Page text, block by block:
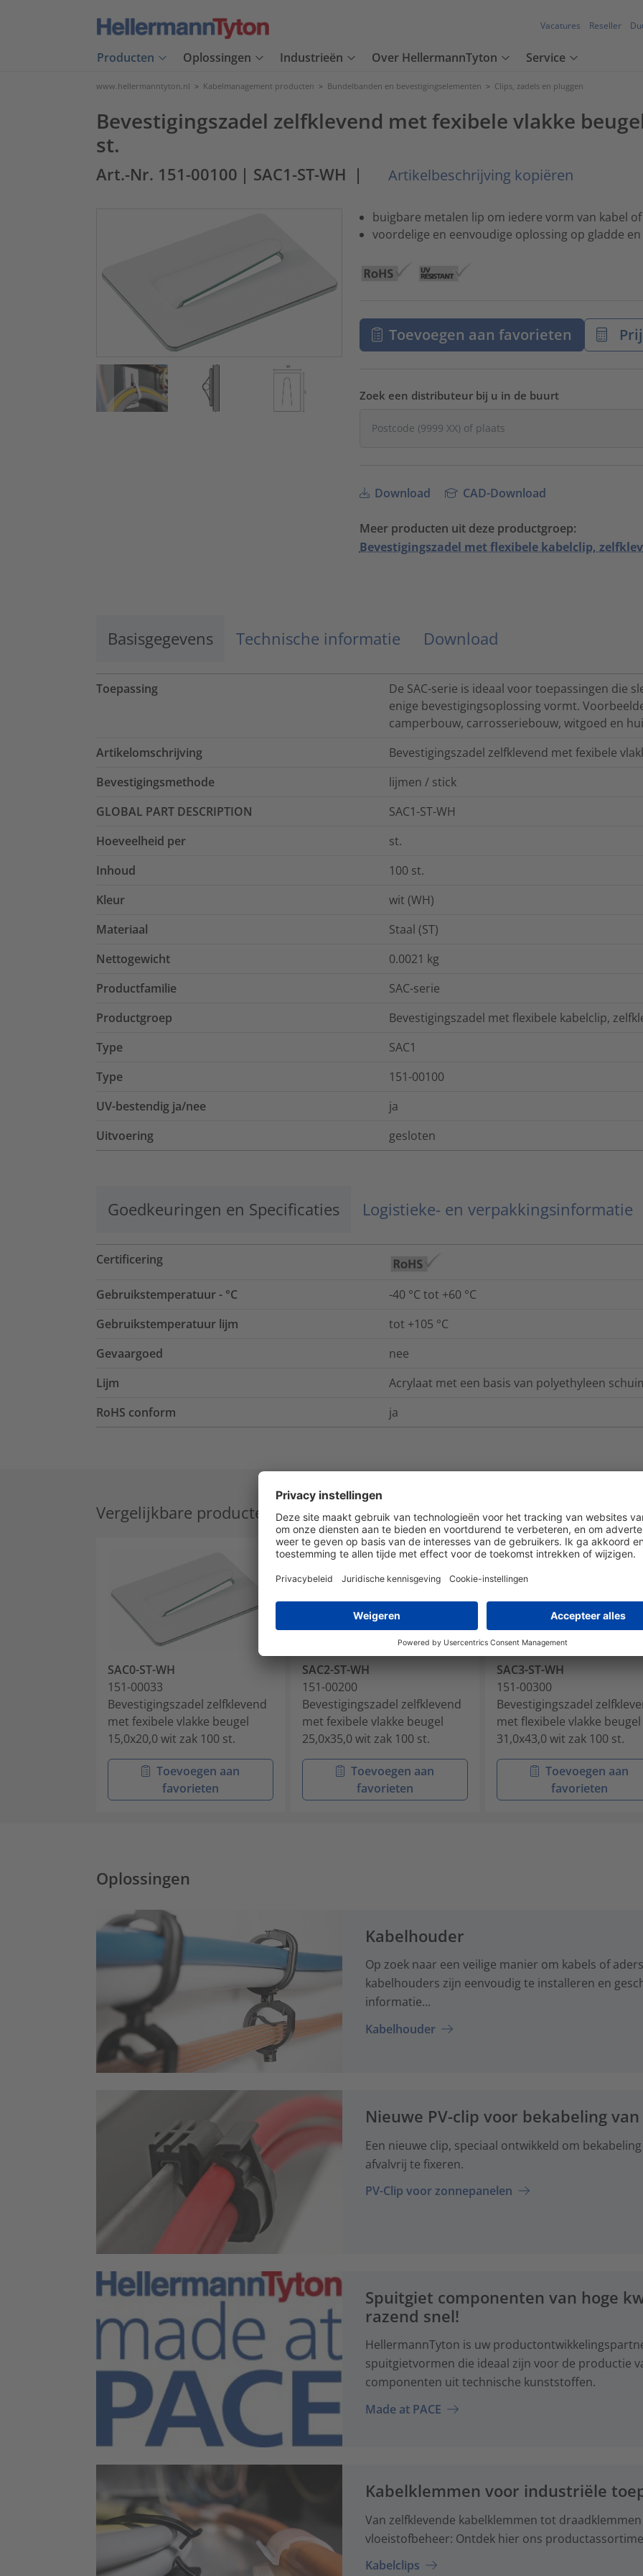
Vacatures Reseller
Producten Oplossingen Industrieën Over HellermannTyton Service
www.hellermanntyton.nl > Kabelmanagement producten > Bundelbanden en bevestigingselementen > Clips, zadels en pluggen
Bevestigingszadel zelfklevend met fexibele vlakke
st.
Art.-Nr. 151-00100 | SAC1-ST-WH | Artikelbeschrijving kopiëren
buigbare metalen lip om iedere vorm van kabel
voordelige en eenvoudige oplossing op gladde
Toevoegen aan favorieten
Zoek een distributeur bij u in de buurt
Download CAD-Download
Meer producten uit deze productgroep:
Bevestigingszadel met flexibele kabelclip,
Basisgegevens Technische informatie Download
Toepassing
De SAC-serie is ideaal voor toepassingen die
enige bevestigingsoplossing vormt.
camperbouw, carrosseriebouw, witgoed en
Artikelomschrijving
Bevestigingszadel zelfklevend met fexibele
Bevestigingsmethode
lijmen / stick
GLOBAL PART DESCRIPTION
SAC1-ST-WH
Hoeveelheid per
st.
Inhoud
100 st.
Kleur
wit (WH)
Materiaal
Staal (ST)
Nettogewicht
0.0021 kg
Productfamilie
SAC-serie
Productgroep
Bevestigingszadel met flexibele kabelclip,
Type
SAC1
Type
151-00100
UV-bestendig ja/nee
ja
Uitvoering
gesloten
Goedkeuringen en Specificaties Logistieke- en verpakkingsinformatie
Certificering
Gebruikstemperatuur - °C
-40 °C tot +60 °C
Gebruikstemperatuur lijm
tot +105 °C
Gevaargoed
nee
Lijm
Acrylaat met een basis van polyethyleen
RoHS conform
ja
Vergelijkbare producten
SAC0-ST-WH
151-00033
Bevestigingszadel zelfklevend
met fexibele vlakke beugel
15,0x20,0 wit zak 100 st.
Toevoegen aan
favorieten
SAC2-ST-WH
151-00200
Bevestigingszadel zelfklevend
met fexibele vlakke beugel
25,0x35,0 wit zak 100 st.
Toevoegen aan
favorieten
SAC3-ST-WH
151-00300
Bevestigingszadel
met flexibele vlakke beugel
31,0x43,0 wit zak 100 st.
Toevoegen aan
favorieten
Oplossingen
Kabelhouder
Op zoek naar een veilige manier om kabels of
kabelhouders zijn eenvoudig te installeren en
informatie...
Kabelhouder
Nieuwe PV-clip voor bekabeling
Een nieuwe clip, speciaal ontwikkeld om
afvalvrij te fixeren.
PV-Clip voor zonnepanelen
Spuitgiet componenten van hoge
razend snel!
HellermannTyton is uw
spuitgietvormen die ideaal zijn voor de productie
componenten uit technische kunststoffen.
Made at PACE
Kabelklemmen voor industriële
Van zelfklevende kabelklemmen tot
vloeistofbeheer: Ontdek hier ons
Kabelclips